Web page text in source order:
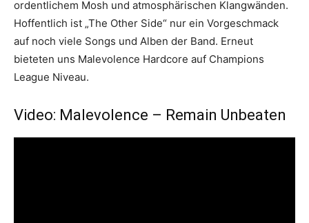
ordentlichem Mosh und atmosphärischen Klangwänden.
Hoffentlich ist „The Other Side“ nur ein Vorgeschmack
auf noch viele Songs und Alben der Band. Erneut
bieteten uns Malevolence Hardcore auf Champions
League Niveau.
Video: Malevolence – Remain Unbeaten